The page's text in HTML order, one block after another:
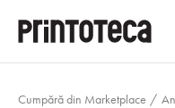
Cumpără din Marketplace